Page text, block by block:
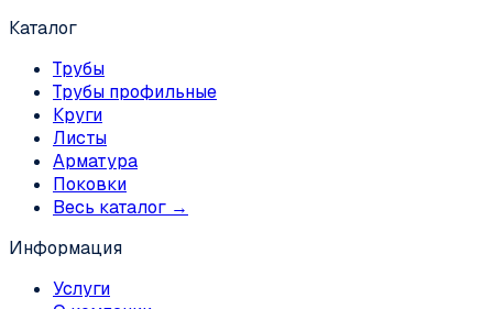
Каталог
Трубы
Трубы профильные
Круги
Листы
Арматура
Поковки
Весь каталог →
Информация
Услуги